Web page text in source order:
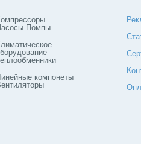
Помпы
компонеты